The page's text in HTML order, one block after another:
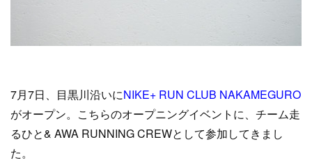
7月7日、目黒川沿いにNIKE+ RUN CLUB NAKAMEGURO
がオープン。こちらのオープニングイベントに、チーム走
るひと& AWA RUNNING CREWとして参加してきまし
た。